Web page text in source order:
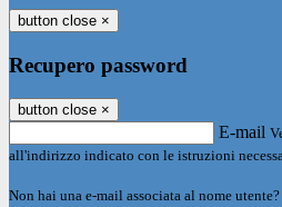
button close ×
Recupero password
button close ×
E-mail
all'indirizzo indicato con le istruzioni
Non hai una e-mail associata al nome